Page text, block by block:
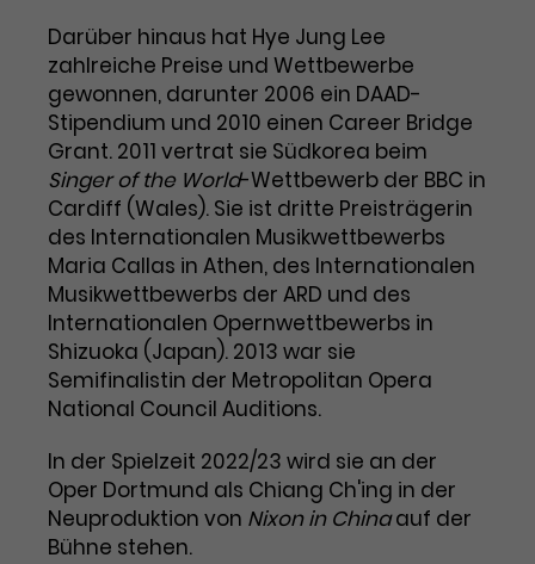
Name _gat_UA-63561367-1
Anbieter Google Analytics
Laufzeit 1 Minute
Zweck
Das ist ein von Google Analytics
gesetztes Cookie. Bestimmte
Daten werden nur maximal einmal
pro Minute an Google Analytics
gesendet. Solange es gesetzt ist,
werden bestimmte
Datenübertragungen
unterbunden.
Anbieter Google / DoubleClick
Laufzeit 3 Monate
Zweck
Dieses Cookie wird verwendet, um
Nutzerinteraktionen mit
Werbeanzeigen zu messen und
Remarketing-Funktionen
bereitzustellen.
Name IDE
Anbieter Google / DoubleClick
Laufzeit 1 Jahr
Zweck
Dieses Cookie dient der Anzeige
personalisierter Werbung und
misst die Wirksamkeit von
Darüber hinaus hat Hye Jung Lee
zahlreiche Preise und Wettbewerbe
gewonnen, darunter 2006 ein DAAD-
Stipendium und 2010 einen Career Bridge
Grant. 2011 vertrat sie Südkorea beim
Singer of the World-Wettbewerb der BBC in
Cardiff (Wales). Sie ist dritte Preisträgerin
des Internationalen Musikwettbewerbs
Maria Callas in Athen, des Internationalen
Musikwettbewerbs der ARD und des
Internationalen Opernwettbewerbs in
Shizuoka (Japan). 2013 war sie
Semifinalistin der Metropolitan Opera
National Council Auditions.
In der Spielzeit 2022/23 wird sie an der
Oper Dortmund als Chiang Ch'ing in der
Neuproduktion von Nixon in Chinaauf der
Bühne stehen.